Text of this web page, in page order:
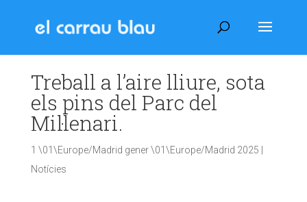
Treball a l’aire lliure, sota
els pins del Parc del
Mil·lenari.
1 \01\Europe/Madrid gener \01\Europe/Madrid 2025
Notícies